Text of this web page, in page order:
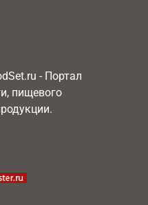
- Портал
пищевого